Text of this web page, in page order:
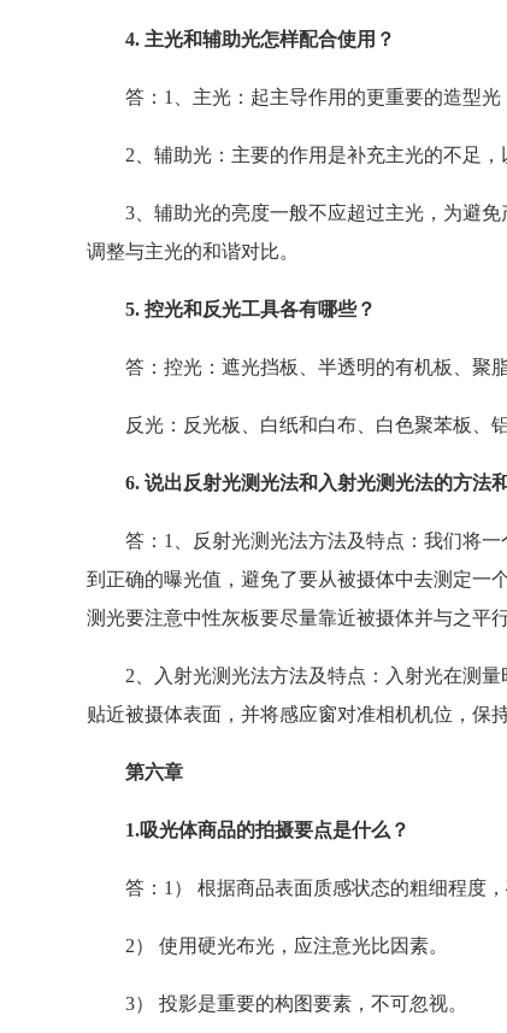
4. 主光和辅助光怎样配合使用？
答：1、主光：起主导作用的更重要的造型光
2、辅助光：主要的作用是补充主光的不足，
3、辅助光的亮度一般不应超过主光，为避免
调整与主光的和谐对比。
5. 控光和反光工具各有哪些？
答：控光：遮光挡板、半透明的有机板、聚脂
反光：反光板、白纸和白布、白色聚苯板、铝
6. 说出反射光测光法和入射光测光法的方法
答：1、反射光测光法方法及特点：我们将一
到正确的曝光值，避免了要从被摄体中去测定一
测光要注意中性灰板要尽量靠近被摄体并与之平
2、入射光测光法方法及特点：入射光在测量
贴近被摄体表面，并将感应窗对准相机机位，保
第六章
1.吸光体商品的拍摄要点是什么？
答：1） 根据商品表面质感状态的粗细程度，
2） 使用硬光布光，应注意光比因素。
3） 投影是重要的构图要素，不可忽视。